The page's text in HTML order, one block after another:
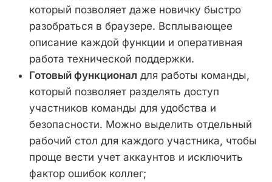
который позволяет даже новичку быстро
разобраться в браузере. Всплывающее
описание каждой функции и оперативная
работа технической поддержки.
Готовый функционал для работы команды,
который позволяет разделять доступ
участников команды для удобства и
безопасности. Можно выделить отдельный
рабочий стол для каждого участника, чтобы
проще вести учет аккаунтов и исключить
фактор ошибок коллег;